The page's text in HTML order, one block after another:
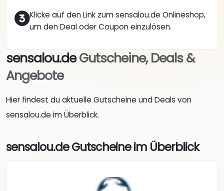
Klicke auf den Link zum sensalou.de Onlineshop,
um den Deal oder Coupon einzulösen.
sensalou.deGutscheine, Deals &
Angebote
Hier findest du aktuelle Gutscheine und Deals von
sensalou.de im Überblick.
sensalou.de Gutscheine im Überblick